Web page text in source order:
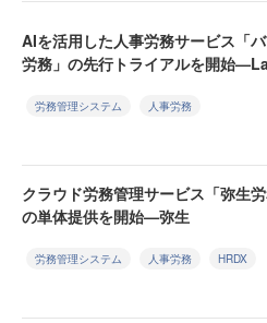
AIを活用した人事労務サービス「
労務」の先行トライアルを開始
労務管理システム 人事労務
クラウド労務管理サービス「弥生
の単体提供を開始—弥生
労務管理システム 人事労務 HRDX